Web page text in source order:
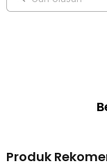
cangkir sekaligus.
Rincian yang Anda
Produk